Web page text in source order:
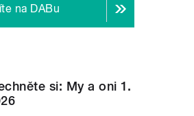
na DABu
si: My a oni 1.